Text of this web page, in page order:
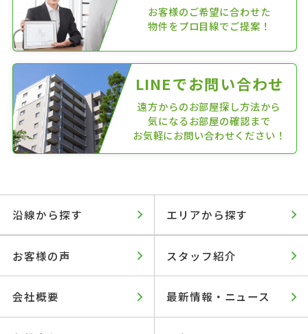
お客様のご希望に合わせた
物件をプロ目線でご提案！
LINEでお問い合わせ
遠方からのお部屋探し方法から
気になるお部屋の確認まで
お気軽にお問い合わせください！
沿線から探す エリアから探す
お客様の声 スタッフ紹介
会社概要 最新情報・ニュース